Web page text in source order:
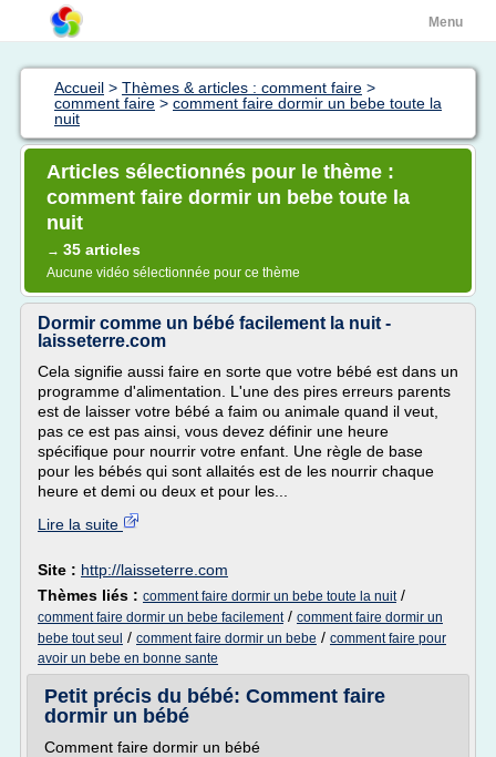
Menu
Accueil > Thèmes & articles : comment faire >
comment faire > comment faire dormir un bebe toute la
nuit
Articles sélectionnés pour le thème :
comment faire dormir un bebe toute la
nuit
→ 35 articles
Aucune vidéo sélectionnée pour ce thème
Dormir comme un bébé facilement la nuit -
laisseterre.com
Cela signifie aussi faire en sorte que votre bébé est dans un
programme d'alimentation. L'une des pires erreurs parents
est de laisser votre bébé a faim ou animale quand il veut,
pas ce est pas ainsi, vous devez définir une heure
spécifique pour nourrir votre enfant. Une règle de base
pour les bébés qui sont allaités est de les nourrir chaque
heure et demi ou deux et pour les...
Lire la suite
Site : http://laisseterre.com
Thèmes liés : comment faire dormir un bebe toute la nuit/
comment faire dormir un bebe facilement/ comment faire dormir un
bebe tout seul / comment faire dormir un bebe / comment faire pour
avoir un bebe en bonne sante
Petit précis du bébé: Comment faire
dormir un bébé
Comment faire dormir un bébé